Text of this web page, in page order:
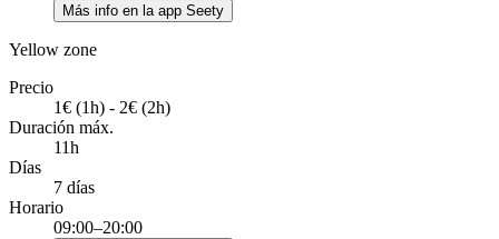
Más info en la app Seety
Yellow zone
Precio
1€ (1h) - 2€ (2h)
Duración máx.
11h
Días
7 días
Horario
09:00–20:00